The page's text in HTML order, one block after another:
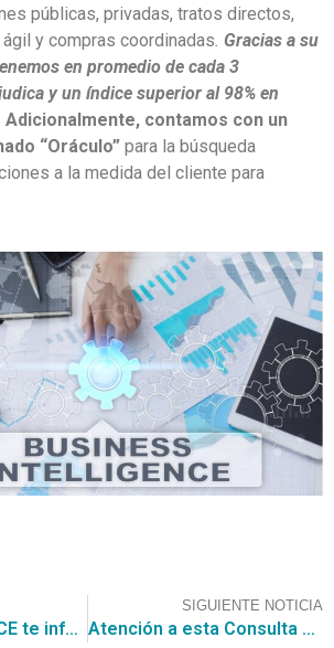
públicas, privadas, tratos directos,
y compras coordinadas. Gracias a su
en promedio de cada 3
y un índice superior al 98% en
Adicionalmente, contamos con un
“Oráculo” para la búsqueda
a la medida del cliente para
La Consultora CGCE te informa sobre la Gran Compra de “ADQUISICION DE 3 MINIBUSES PARA LA SECCION DE INVESTIGACION POLICIAL Y APOYO LOGISTICO”
SIGUIENTE NOTICIA
Atención a esta Consulta al Mercado (RFI) para “ADQUISICIÓN EQUIPO RASTREADOR DE TRAZAS DE DROGAS ILÍCITAS”, encontrada por el Servicio de Búsqueda de Oportunidades de Negocios de CGCE